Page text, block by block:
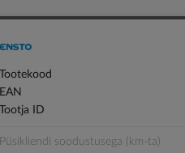
Tootekood
EAN
Tootja ID
Püsikliendi soodustusega (km-ta)